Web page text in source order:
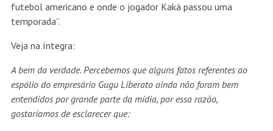
futebol americano e onde o jogador Kaká passou uma
temporada”.
Veja na íntegra:
A bem da verdade. Percebemos que alguns fatos referentes ao
espólio do empresário Gugu Liberato ainda não foram bem
entendidos por grande parte da mídia, por essa razão,
gostaríamos de esclarecer que: